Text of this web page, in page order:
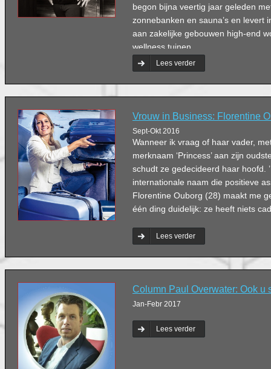
begon bijna veertig jaar geleden
zonnebanken en sauna’s en levert
aan zakelijke gebouwen high-end
wellness tuinen.
Lees verder
Vrouw in Business: Florentine
Sept-Okt 2016
Wanneer ik vraag of haar vader,
merknaam ‘Princess’ aan zijn
schudt ze gedecideerd haar hoofd.
internationale naam die positieve
Florentine Ouborg (28) maakt me
één ding duidelijk: ze heeft niets
Lees verder
Column Paul Overwater: Ook u
Jan-Febr 2017
Lees verder